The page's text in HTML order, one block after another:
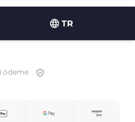
TR
ödeme